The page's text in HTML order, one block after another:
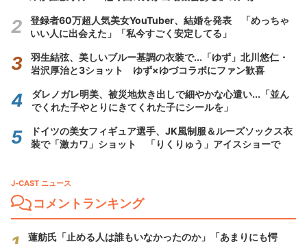
登録者60万超人気美女YouTuber、結婚を発表 「めっちゃ
いい人に出会えた」「私今すごく安定してる」
羽生結弦、美しいブルー基調の衣装で...「ゆず」北川悠仁・
岩沢厚治と3ショット ゆず×ゆづコラボにファン歓喜
ダレノガレ明美、被災地炊き出しで細やかな心遣い...「並ん
でくれた子やとりにきてくれた子にシールを」
ドイツの美女フィギュア選手、JK風制服＆ルーズソックス衣
装で「激カワ」ショット 「りくりゅう」アイスショーで
J-CAST ニュース
コメントランキング
蓮舫氏「止める人は誰もいなかったのか」「あまりにも愕